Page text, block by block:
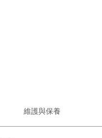
維護與保養